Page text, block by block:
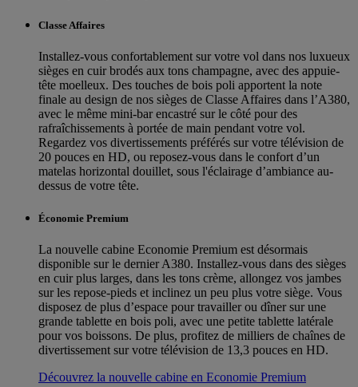
Classe Affaires
Installez-vous confortablement sur votre vol dans nos luxueux
sièges en cuir brodés aux tons champagne, avec des appuie-
tête moelleux. Des touches de bois poli apportent la note
finale au design de nos sièges de Classe Affaires dans l’A380,
avec le même mini-bar encastré sur le côté pour des
rafraîchissements à portée de main pendant votre vol.
Regardez vos divertissements préférés sur votre télévision de
20 pouces en HD, ou reposez-vous dans le confort d’un
matelas horizontal douillet, sous l'éclairage d’ambiance au-
dessus de votre tête.
Économie Premium
La nouvelle cabine Economie Premium est désormais
disponible sur le dernier A380. Installez-vous dans des sièges
en cuir plus larges, dans les tons crème, allongez vos jambes
sur les repose-pieds et inclinez un peu plus votre siège. Vous
disposez de plus d’espace pour travailler ou dîner sur une
grande tablette en bois poli, avec une petite tablette latérale
pour vos boissons. De plus, profitez de milliers de chaînes de
divertissement sur votre télévision de 13,3 pouces en HD.
Découvrez la nouvelle cabine en Economie Premium